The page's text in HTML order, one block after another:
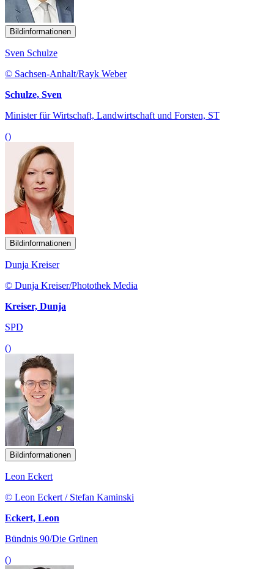
Bildinformationen
Sven Schulze
© Sachsen-Anhalt/Rayk Weber
Schulze, Sven
Minister für Wirtschaft, Landwirtschaft und Forsten, ST
()
Bildinformationen
Dunja Kreiser
© Dunja Kreiser/Photothek Media
Kreiser, Dunja
SPD
()
Bildinformationen
Leon Eckert
© Leon Eckert / Stefan Kaminski
Eckert, Leon
Bündnis 90/Die Grünen
()